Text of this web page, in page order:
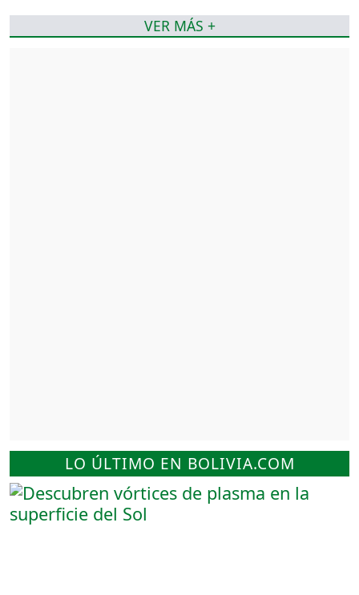
LO ÚLTIMO EN BOLIVIA.COM
VER MÁS +